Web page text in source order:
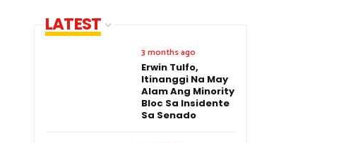
LATEST
3 months ago
Erwin Tulfo,
Itinanggi Na May
Alam Ang Minority
Bloc Sa Insidente
Sa Senado